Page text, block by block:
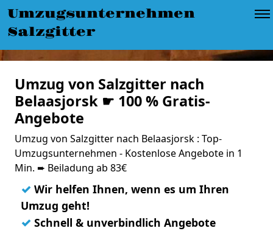
Umzugsunternehmen
Salzgitter
Umzug von Salzgitter nach
Belaasjorsk ☛ 100 % Gratis-
Angebote
Umzug von Salzgitter nach Belaasjorsk : Top-
Umzugsunternehmen - Kostenlose Angebote in 1
Min. ➨ Beiladung ab 83€
✓ Wir helfen Ihnen, wenn es um Ihren
Umzug geht!
✓ Schnell & unverbindlich Angebote